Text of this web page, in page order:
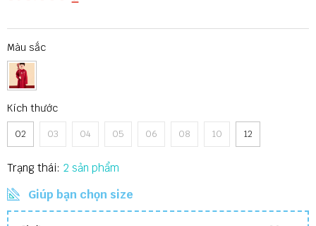
Màu sắc
Kích thước
02 03 04 05 06 08 10 12
Giúp bạn chọn size
Trạng thái: 2